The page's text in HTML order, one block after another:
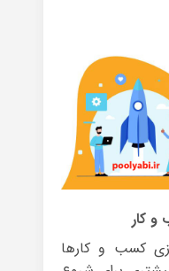
کار
کسب و کارها